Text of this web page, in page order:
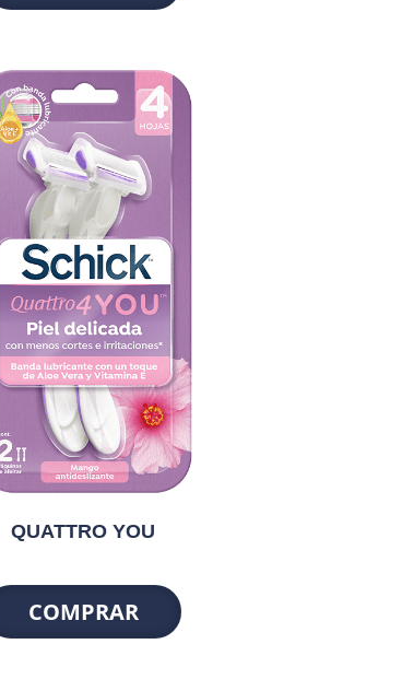
QUATTRO YOU
COMPRAR